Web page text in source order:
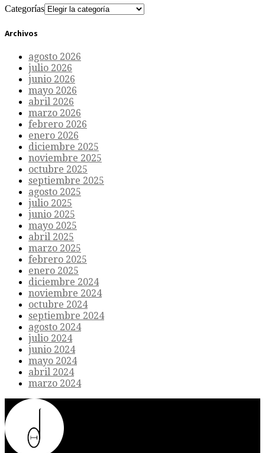
Categorías
Archivos
agosto 2026
julio 2026
junio 2026
mayo 2026
abril 2026
marzo 2026
febrero 2026
enero 2026
diciembre 2025
noviembre 2025
octubre 2025
septiembre 2025
agosto 2025
julio 2025
junio 2025
mayo 2025
abril 2025
marzo 2025
febrero 2025
enero 2025
diciembre 2024
noviembre 2024
octubre 2024
septiembre 2024
agosto 2024
julio 2024
junio 2024
mayo 2024
abril 2024
marzo 2024